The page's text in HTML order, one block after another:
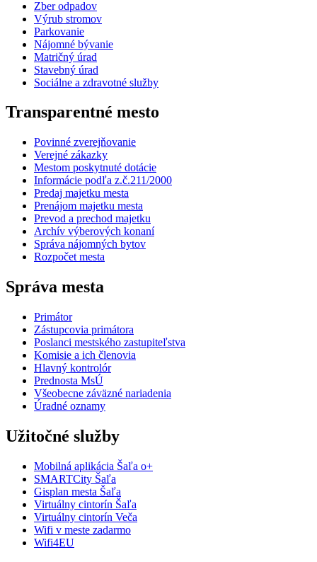
Zber odpadov
Výrub stromov
Parkovanie
Nájomné bývanie
Matričný úrad
Stavebný úrad
Sociálne a zdravotné služby
Transparentné mesto
Povinné zverejňovanie
Verejné zákazky
Mestom poskytnuté dotácie
Informácie podľa z.č.211/2000
Predaj majetku mesta
Prenájom majetku mesta
Prevod a prechod majetku
Archív výberových konaní
Správa nájomných bytov
Rozpočet mesta
Správa mesta
Primátor
Zástupcovia primátora
Poslanci mestského zastupiteľstva
Komisie a ich členovia
Hlavný kontrolór
Prednosta MsÚ
Všeobecne záväzné nariadenia
Úradné oznamy
Užitočné služby
Mobilná aplikácia Šaľa o+
SMARTCity Šaľa
Gisplan mesta Šaľa
Virtuálny cintorín Šaľa
Virtuálny cintorín Veča
Wifi v meste zadarmo
Wifi4EU